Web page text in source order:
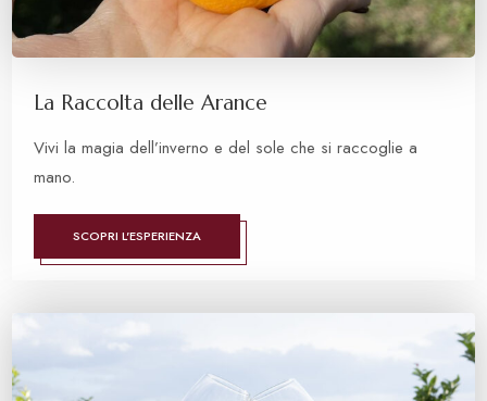
La Raccolta delle Arance
Vivi la magia dell’inverno e del sole che si raccoglie a
mano.
SCOPRI L'ESPERIENZA